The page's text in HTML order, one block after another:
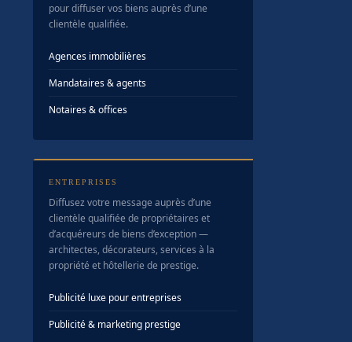
pour diffuser vos biens auprès d’une
clientèle qualifiée.
Agences immobilières
Mandataires & agents
Notaires & offices
ENTREPRISES
Diffusez votre message auprès d’une
clientèle qualifiée de propriétaires et
d’acquéreurs de biens d’exception —
architectes, décorateurs, services à la
propriété et hôtellerie de prestige.
Publicité luxe pour entreprises
Publicité & marketing prestige